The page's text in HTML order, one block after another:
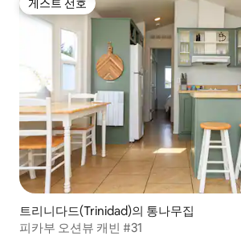
게스트 선호
게스트 선호
트리니다드(Trinidad)의 통나무집
피카부 오션뷰 캐빈 #31